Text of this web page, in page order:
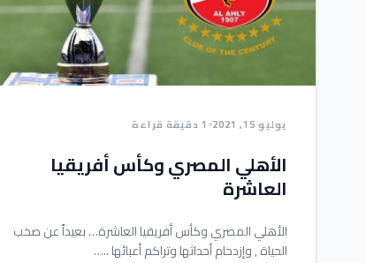
يوليو 15, 2021 1 دقيقة قراءة
الأهلي المصري وكأس أفريقيا
العاشرة
الأهلي المصري وكأس أفريقيا العاشرة… بعيداً عن صخب
الحياة , وإزدحام أحداثها وتراكم أعبائها ..…